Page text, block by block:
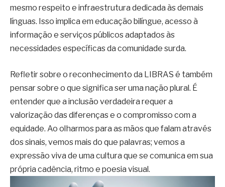
mesmo respeito e infraestrutura dedicada às demais
línguas. Isso implica em educação bilíngue, acesso à
informação e serviços públicos adaptados às
necessidades específicas da comunidade surda.
Refletir sobre o reconhecimento da LIBRAS é também
pensar sobre o que significa ser uma nação plural. É
entender que a inclusão verdadeira requer a
valorização das diferenças e o compromisso com a
equidade. Ao olharmos para as mãos que falam através
dos sinais, vemos mais do que palavras; vemos a
expressão viva de uma cultura que se comunica em sua
própria cadência, ritmo e poesia visual.